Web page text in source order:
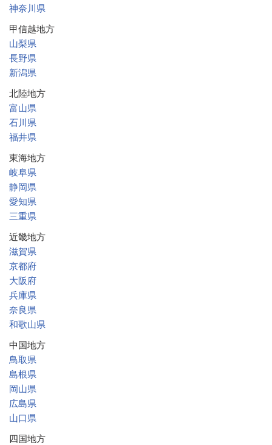
神奈川県
甲信越地方
山梨県
長野県
新潟県
北陸地方
富山県
石川県
福井県
東海地方
岐阜県
静岡県
愛知県
三重県
近畿地方
滋賀県
京都府
大阪府
兵庫県
奈良県
和歌山県
中国地方
鳥取県
島根県
岡山県
広島県
山口県
四国地方